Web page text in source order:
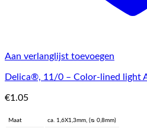
Aan verlanglijst toevoegen
Delica®, 11/0 – Color-lined light
€1.05
Maat ca. 1,6X1,3mm, (ᴓ 0,8mm)